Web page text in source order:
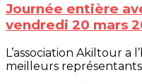
Journée entière
vendredi 20 mars
L’association Akiltour a
meilleurs représentants